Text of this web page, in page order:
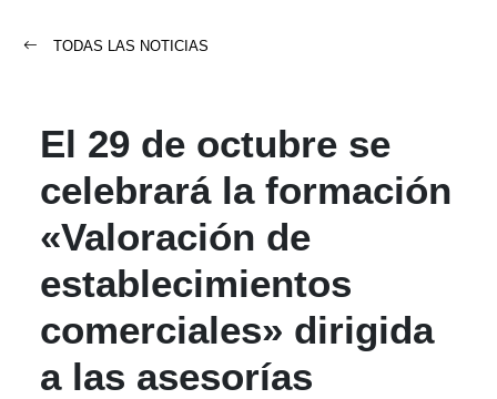
TODAS LAS NOTICIAS
El 29 de octubre se
celebrará la formación
«Valoración de
establecimientos
comerciales» dirigida
a las asesorías